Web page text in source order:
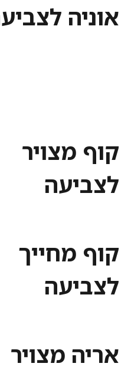
אוניה
קוף מצויר
לצביעה
קוף מחייך
לצביעה
אריה מצויר